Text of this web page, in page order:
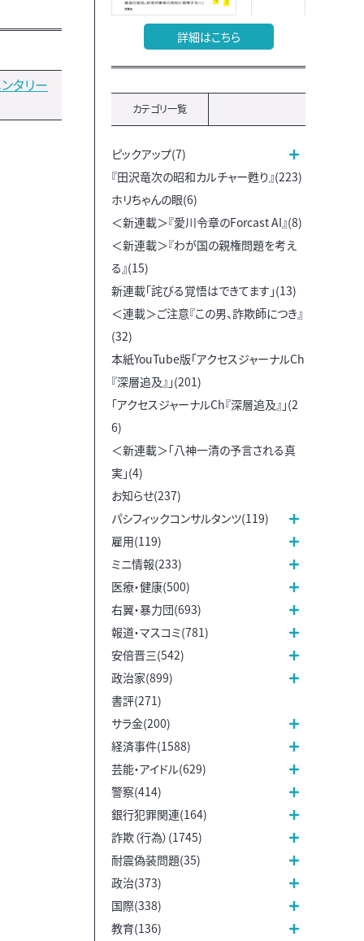
タリー
詳細はこちら
カテゴリ一覧
ピックアップ(7)
『田沢竜次の昭和カルチャー甦り』(223)
ホリちゃんの眼(6)
＜新連載＞『愛川令章のForcast AI』(8)
＜新連載＞『わが国の親権問題を考え
る』(15)
新連載「詫びる覚悟はできてます」(13)
＜連載＞ご注意『この男、詐欺師につき』
(32)
本紙YouTube版「アクセスジャーナルCh
『深層追及』」(201)
「アクセスジャーナルCh『深層追及』」(2
6)
＜新連載＞「八神一清の予言される真
実」(4)
お知らせ(237)
パシフィックコンサルタンツ(119)
雇用(119)
ミニ情報(233)
医療・健康(500)
右翼・暴力団(693)
報道・マスコミ(781)
安倍晋三(542)
政治家(899)
書評(271)
サラ金(200)
経済事件(1588)
芸能・アイドル(629)
警察(414)
銀行犯罪関連(164)
詐欺（行為）(1745)
耐震偽装問題(35)
政治(373)
国際(338)
教育(136)